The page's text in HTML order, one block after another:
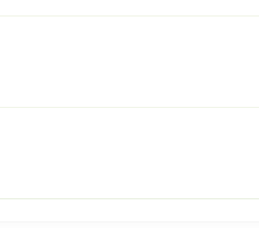
linh hoạt giờ giấc